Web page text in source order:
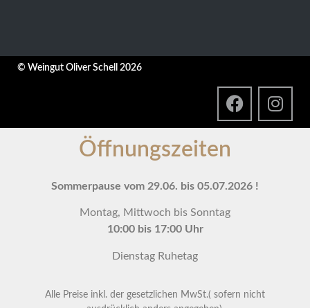
© Weingut Oliver Schell 2026
Öffnungszeiten
Sommerpause vom 29.06. bis 05.07.2026 !
Montag, Mittwoch bis Sonntag
10:00 bis 17:00 Uhr
Dienstag Ruhetag
Alle Preise inkl. der gesetzlichen MwSt.( sofern nicht